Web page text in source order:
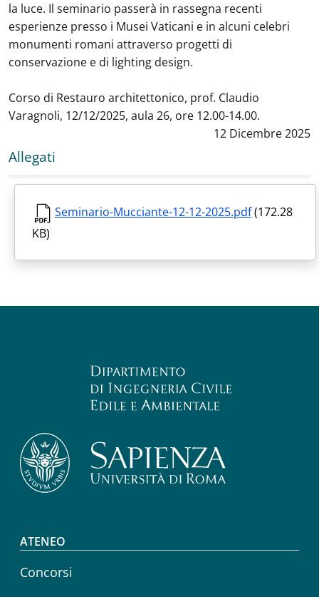
la luce. Il seminario passerà in rassegna recenti
esperienze presso i Musei Vaticani e in alcuni celebri
monumenti romani attraverso progetti di
conservazione e di lighting design.
Corso di Restauro architettonico, prof. Claudio
Varagnoli, 12/12/2025, aula 26, ore 12.00-14.00.
Data notizia :
12 Dicembre 2025
Allegati
Seminario-Mucciante-12-12-2025.pdf(172.28
KB)
Footer menu
ATENEO
Concorsi